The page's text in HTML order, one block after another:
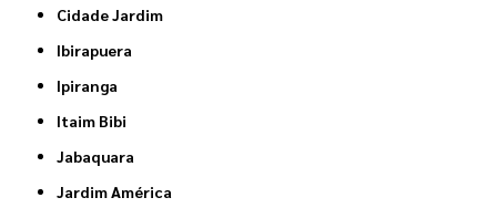
Cidade Jardim
Ibirapuera
Ipiranga
Itaim Bibi
Jabaquara
Jardim América